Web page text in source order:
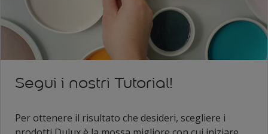
Segui i nostri Tutorial!
Per ottenere il risultato che desideri, scegliere i